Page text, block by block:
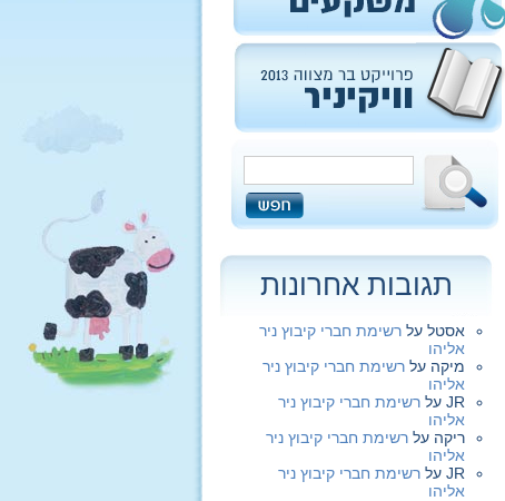
תגובות אחרונות
אסטל על רשימת חברי קיבוץ ניר
אליהו
מיקה על רשימת חברי קיבוץ ניר
אליהו
JR על רשימת חברי קיבוץ ניר
אליהו
ריקה על רשימת חברי קיבוץ ניר
אליהו
JR על רשימת חברי קיבוץ ניר
אליהו